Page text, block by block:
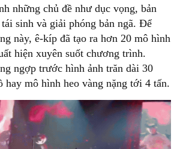
những chủ đề như dục vọng, bản
sinh và giải phóng bản ngã. Để
này, ê-kíp đã tạo ra hơn 20 mô hình
hiện xuyên suốt chương trình.
ngợp trước hình ảnh trăn dài 30
hay mô hình heo vàng nặng tới 4 tấn.